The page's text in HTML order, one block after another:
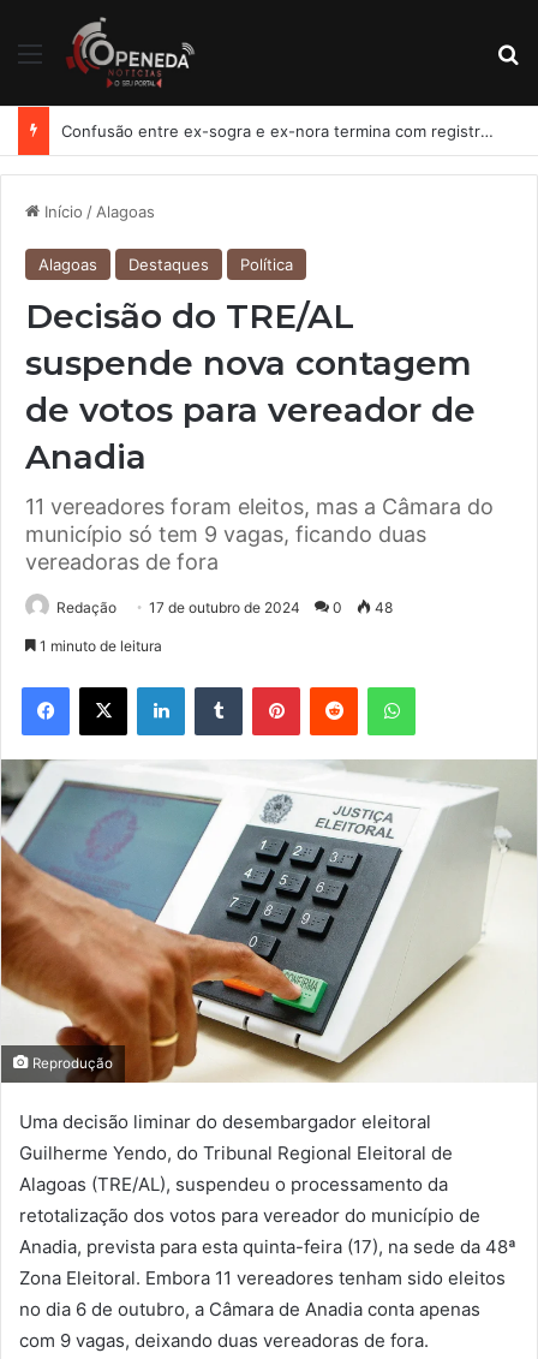
Menu
Confusão entre ex-sogra e ex-nora termina com registro de lesão corporal em Penedo
Início / Alagoas
Alagoas Destaques Política
Decisão do TRE/AL
suspende nova contagem
de votos para vereador de
Anadia
11 vereadores foram eleitos, mas a Câmara do
município só tem 9 vagas, ficando duas
vereadoras de fora
Redação 17 de outubro de 2024 0 48
1 minuto de leitura
Facebook
X LinkedinTumblr PinterestReddit WhatsApp
Reprodução
Uma decisão liminar do desembargador eleitoral
Guilherme Yendo, do Tribunal Regional Eleitoral de
Alagoas (TRE/AL), suspendeu o processamento da
retotalização dos votos para vereador do município de
Anadia, prevista para esta quinta-feira (17), na sede da 48ª
Zona Eleitoral. Embora 11 vereadores tenham sido eleitos
no dia 6 de outubro, a Câmara de Anadia conta apenas
com 9 vagas, deixando duas vereadoras de fora.